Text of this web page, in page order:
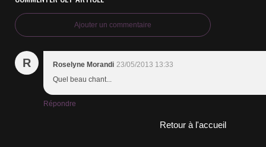
Ajouter un commentaire
R Roselyne Morandi 23/05/2013 13:33
Quel beau chant...
Répondre
Retour à l'accueil